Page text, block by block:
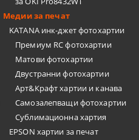
Медии за печат
KATANA инк-джет фотохартии
Премиум RC фотохартии
Матови фотохартии
Двустранни фотохартии
Арт&Крафт хартии и канава
Самозалепващи фотохартии
Сублимационна хартия
EPSON хартии за печат